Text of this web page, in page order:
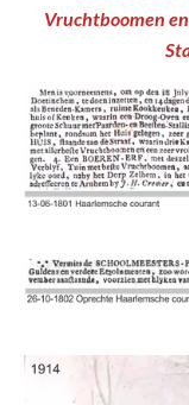
Vruchtboomen